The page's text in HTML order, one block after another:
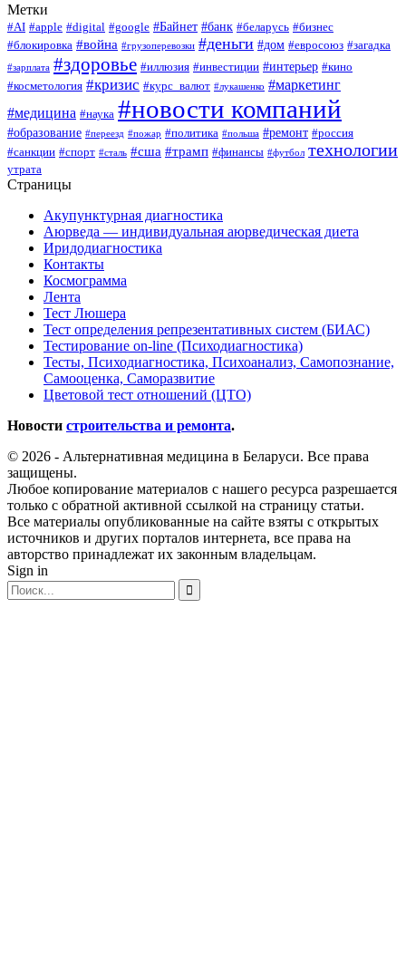
Метки
#AI #apple #digital #google #Байнет #банк #беларусь #бизнес
#блокировка #война #грузоперевозки #деньги #дом #евросоюз #загадка
#зарплата #здоровье #иллюзия #инвестиции #интерьер #кино
#косметология #кризис #курс_валют #лукашенко #маркетинг
#медицина #наука #новости компаний
#образование #переезд #пожар #политика #польша #ремонт #россия
#санкции #спорт #сталь #сша #трамп #финансы #футбол технологии
утрата
Страницы
Акупунктурная диагностика
Аюрведа — индивидуальная аюрведическая диета
Иридодиагностика
Контакты
Космограмма
Лента
Тест Люшера
Тест определения репрезентативных систем (БИАС)
Тестирование on-line (Психодиагностика)
Тесты, Психодиагностика, Психоанализ, Самопознание,
Самооценка, Саморазвитие
Цветовой тест отношений (ЦТО)
Новости строительства и ремонта.
© 2026 - Альтернативная медицина в Беларуси. Все права
защищены.
Любое копирование материалов с нашего ресурса разрешается
только с обратной активной ссылкой на страницу статьи.
Все материалы опубликованные на сайте взяты с открытых
источников и других порталов интернета, все права на
авторство принадлежат их законным владельцам.
Sign in